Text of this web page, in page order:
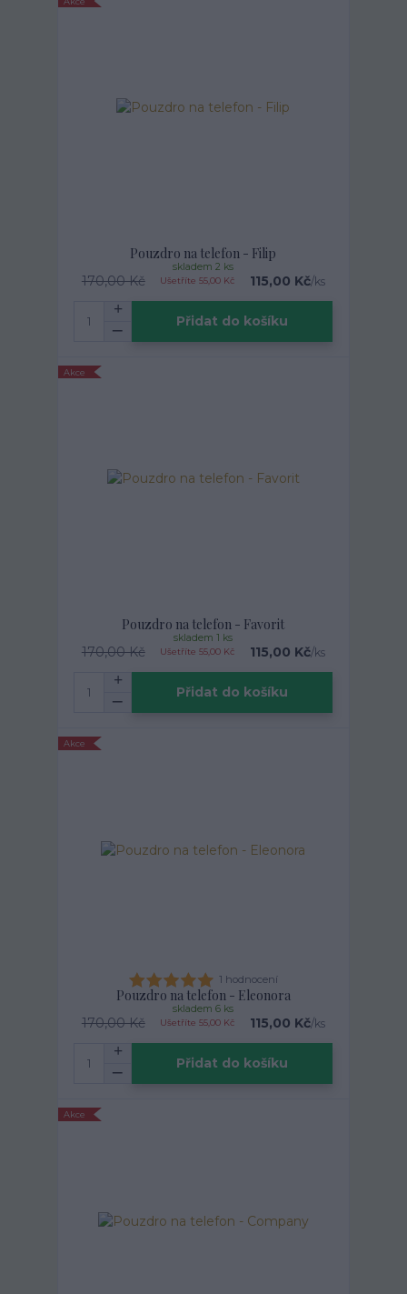
Pouzdro na telefon - Filip
170,00 Kč Ušetříte 55,00 Kč 115,00 Kč/ks
skladem 2 ks
Přidat do košíku
Akce
Pouzdro na telefon - Favorit
170,00 Kč Ušetříte 55,00 Kč 115,00 Kč/ks
skladem 1 ks
Přidat do košíku
Akce
1 hodnocení
Pouzdro na telefon - Eleonora
170,00 Kč Ušetříte 55,00 Kč 115,00 Kč/ks
skladem 6 ks
Přidat do košíku
Akce